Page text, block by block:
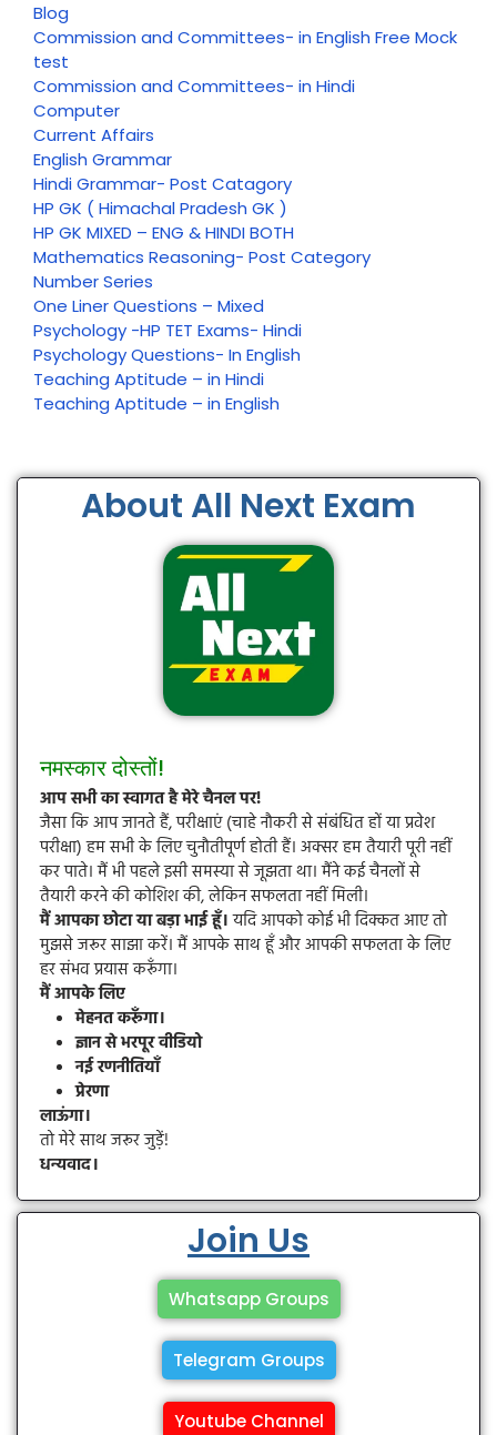
Blog
Commission and Committees- in English Free Mock
test
Commission and Committees- in Hindi
Computer
Current Affairs
English Grammar
Hindi Grammar- Post Catagory
HP GK ( Himachal Pradesh GK )
HP GK MIXED – ENG & HINDI BOTH
Mathematics Reasoning- Post Category
Number Series
One Liner Questions – Mixed
Psychology -HP TET Exams- Hindi
Psychology Questions- In English
Teaching Aptitude – in Hindi
Teaching Aptitude – in English
About All Next Exam
नमस्कार दोस्तों!
आप सभी का स्वागत है मेरे चैनल पर!
जैसा कि आप जानते हैं, परीक्षाएं (चाहे नौकरी से संबंधित हों या प्रवेश
परीक्षा) हम सभी के लिए चुनौतीपूर्ण होती हैं। अक्सर हम तैयारी पूरी नहीं
कर पाते। मैं भी पहले इसी समस्या से जूझता था। मैंने कई चैनलों से
तैयारी करने की कोशिश की, लेकिन सफलता नहीं मिली।
मैं आपका छोटा या बड़ा भाई हूँ।यदि आपको कोई भी दिक्कत आए तो
मुझसे जरूर साझा करें। मैं आपके साथ हूँ और आपकी सफलता के लिए
हर संभव प्रयास करूँगा।
मैं आपके लिए
मेहनत करूँगा।
ज्ञान से भरपूर वीडियो
नई रणनीतियाँ
प्रेरणा
लाऊंगा।
तो मेरे साथ जरूर जुड़ें!
धन्यवाद।
Join Us
Whatsapp Groups
Telegram Groups
Youtube Channel